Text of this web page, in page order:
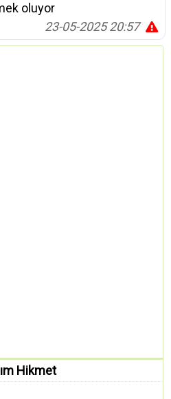
oluyor
23-05-2025 20:57
Hikmet